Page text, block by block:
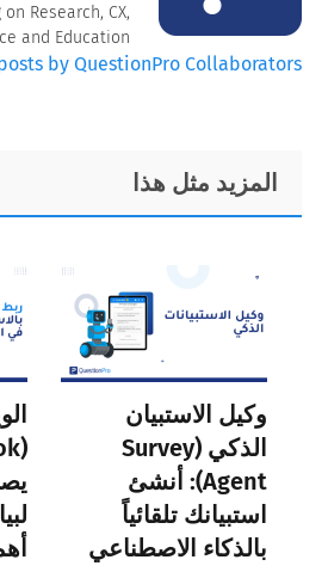
Research, CX,
and Education.
by QuestionPro Collaborators
Primary
Sidebar
Footer
المزيد مثل هذا
وكيل الاستبيان
الذكي (Survey
Agent): أنشئ
استبيانك تلقائياً
بالذكاء الاصطناعي